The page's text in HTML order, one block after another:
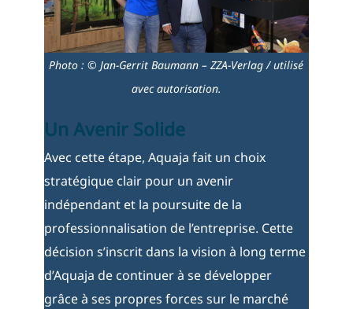
Photo : © Jan-Gerrit Baumann – ZZA-Verlag / utilisé
avec autorisation.
Un Avenir Solide
Avec cette étape, Aquaja fait un choix
stratégique clair pour un avenir
indépendant et la poursuite de la
professionnalisation de l’entreprise. Cette
décision s’inscrit dans la vision à long terme
d’Aquaja de continuer à se développer
grâce à ses propres forces sur le marché